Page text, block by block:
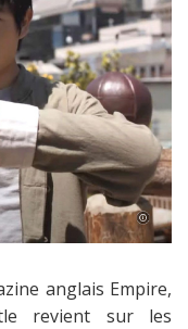
anglais Empire,
revient sur les